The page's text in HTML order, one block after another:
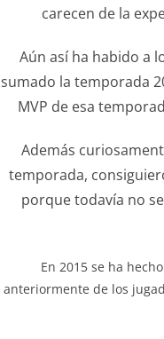
carecen de la
Aún así ha habido a
sumado la temporada
MVP de esa
Además
temporada,
porque todavía no
En 2015 se ha
anteriormente de los